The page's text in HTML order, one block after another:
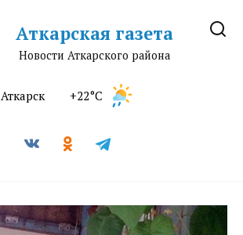
Аткарская газета
Новости Аткарского района
Аткарск +22°C